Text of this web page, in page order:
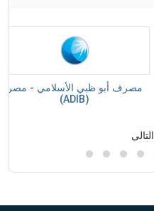
مصرف أبو ظبي الأسلامي - مصر
(ADIB)
التالى